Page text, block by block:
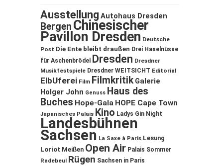
Ausstellung Autohaus Dresden
Bergen Chinesischer
Pavillon Dresden Deutsche
Post Die Ente bleibt draußen Drei Haselnüsse
für Aschenbrödel
Dresden Dresdner
Musikfestspiele Dresdner WEITSICHT Editorial
ElbUferei Film Filmkritik Galerie
Holger John Genuss Haus des
Buches Hope-Gala HOPE Cape Town
Japanisches Palais Kino Ladys Gin Night
Landesbühnen
Sachsen La Saxe à Paris Lesung
Loriot Meißen Open Air Palais Sommer
Radebeul Rügen Sachsen in Paris